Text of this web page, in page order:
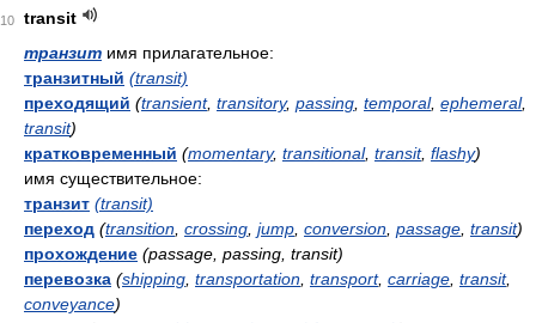
10
transit
транзит имя прилагательное:
транзитный (transit)
преходящий (transient, transitory, passing temporal, ephemeral,
transit)
кратковременный (momentary, transitional, transit, flashy)
имя существительное:
транзит (transit)
переход (transition crossing jump conversion passage transit)
прохождение (passage, passing, transit)
перевозка (shipping transportation transport, carriage transit,
conveyance)